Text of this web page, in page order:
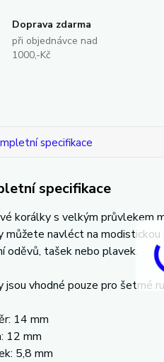
Doprava zdarma
při objednávce nad
1000,-Kč
specifikace
specifikace
korálky s velkým průvlekem
můžete navléct na
oděvů, tašek nebo plavek.
jsou vhodné pouze pro šetrné
14 mm
12 mm
5,8 mm